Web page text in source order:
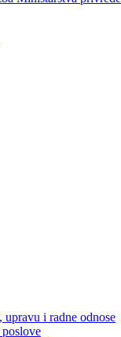
Ministarstva privrede